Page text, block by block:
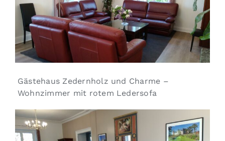
Gästehaus Zedernholz und Charme –
Wohnzimmer mit rotem Ledersofa